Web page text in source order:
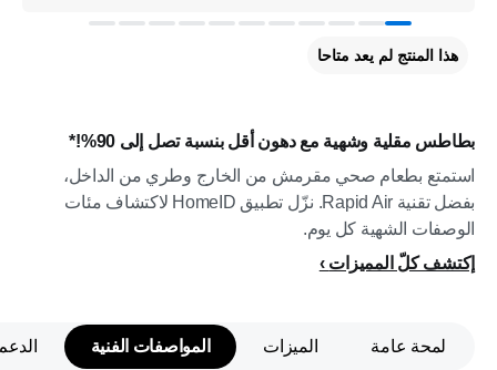
بطاطس مقلية وشهية مع دهون أقل بنسبة تصل إلى 90%!*
استمتع بطعام صحي مقرمش من الخارج وطري من الداخل،
بفضل تقنية Rapid Air. نزّل تطبيق HomeID لاكتشاف مئات
الوصفات الشهية كل يوم.
إكتشف كلّ المميزات
هذا المنتج لم يعد متاحا
لمحة عامة الميزات المواصفات الفنية